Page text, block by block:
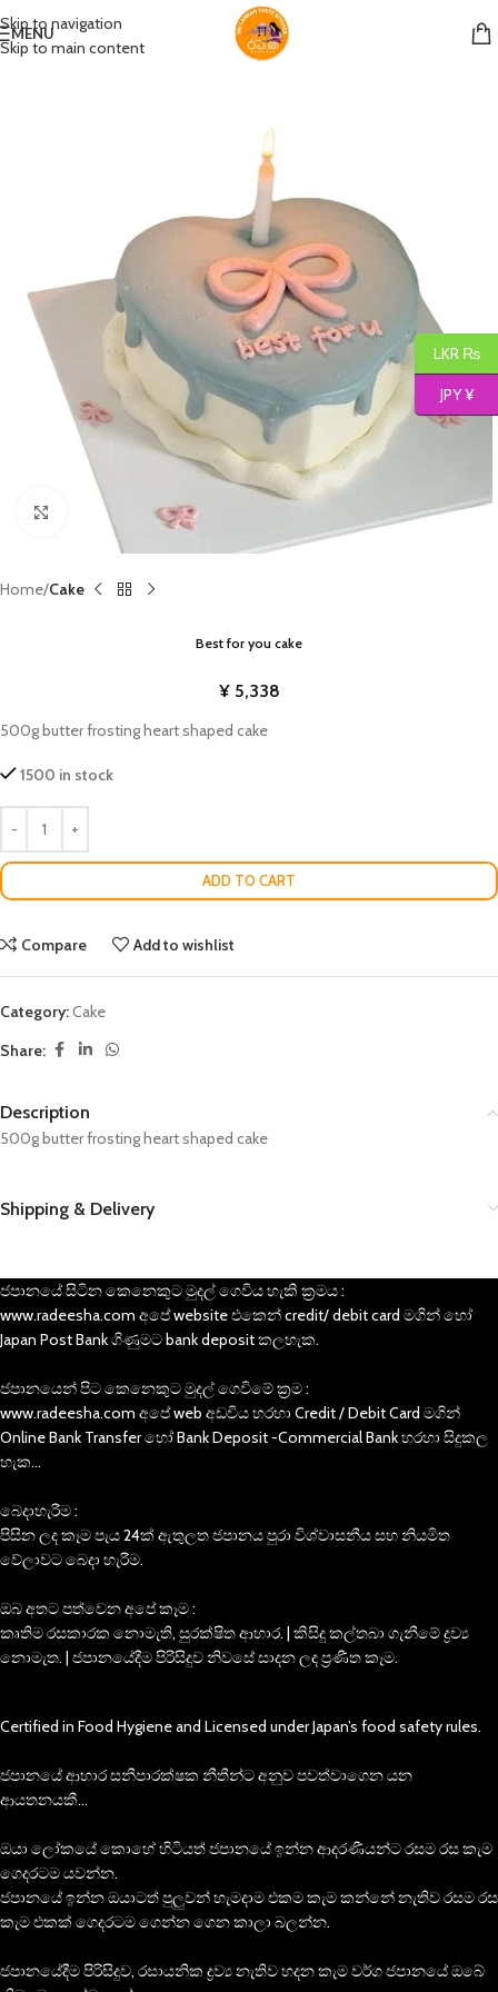
Skip to navigation
Skip to main content
MENU
Click to enlarge
Home Cake
Best for you cake
¥5,338
500g butter frosting heart shaped cake
1500 in stock
ADD TO CART
Compare Add to wishlist
Category:Cake
Share:
Description
500g butter frosting heart shaped cake
Shipping & Delivery
ජපානයේ සිටින කෙනෙකුට මුදල් ගෙවිය හැකි ක්‍රමය :
www.radeesha.com අපේ website එකෙන් credit/ debit card මගින් හෝ
Japan Post Bank ගිණුමට bank deposit කලහැක.
ජපානයෙන් පිට කෙනෙකුට මුදල් ගෙවිමේ ක්‍රම :
www.radeesha.com අපේ web අඩවිය හරහා Credit / Debit Card මගින්
Online Bank Transfer හෝ Bank Deposit -Commercial Bank හරහා සිදුකල
හැක…
බෙදාහැරීම :
පිසින ලද කෑම පැය 24ක් ඇතුලත ජපානය පුරා විශ්වාසනීය සහ නියමිත
වේලාවට බෙදා හැරීම.
ඔබ අතට පත්වෙන අපේ කෑම :
කෘතිම රසකාරක නොමැති, සුරක්ෂිත ආහාර. | කිසිදු කල්තබා ගැනීමේ ද්‍රව්‍ය
නොමැත. | ජපානයේදීම පිරිසිදුව නිවසේ සාදන ලද ප්‍රණීත කෑම.
Certified in Food Hygiene and Licensed under Japan’s food safety rules.
ජපානයේ ආහාර සනීපාරක්ෂක නීතීන්ට අනුව පවත්වාගෙන යන
ආයතනයකී…
ඔයා ලෝකයේ කොහේ හිටියත් ජපානයේ ඉන්න ආදරණීයන්ට රසම රස කැම
ගෙදරටම යවන්න.
ජපානයේ ඉන්න ඔයාටත් පුලුවන් හැමදාම එකම කැම කන්නේ නැතිව රසම රස
කැම එකක් ගෙදරටම ගෙන්න ගෙන කාලා බලන්න.
ජපානයේදීම පිරිසිදුව, රසායනික ද්‍රව්‍ය නැතිව හදන කැම වර්ග ජපානයේ ඔබේ
LKR ₨
JPY ¥